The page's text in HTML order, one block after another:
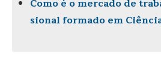
Como é o mercado de
sional formado em